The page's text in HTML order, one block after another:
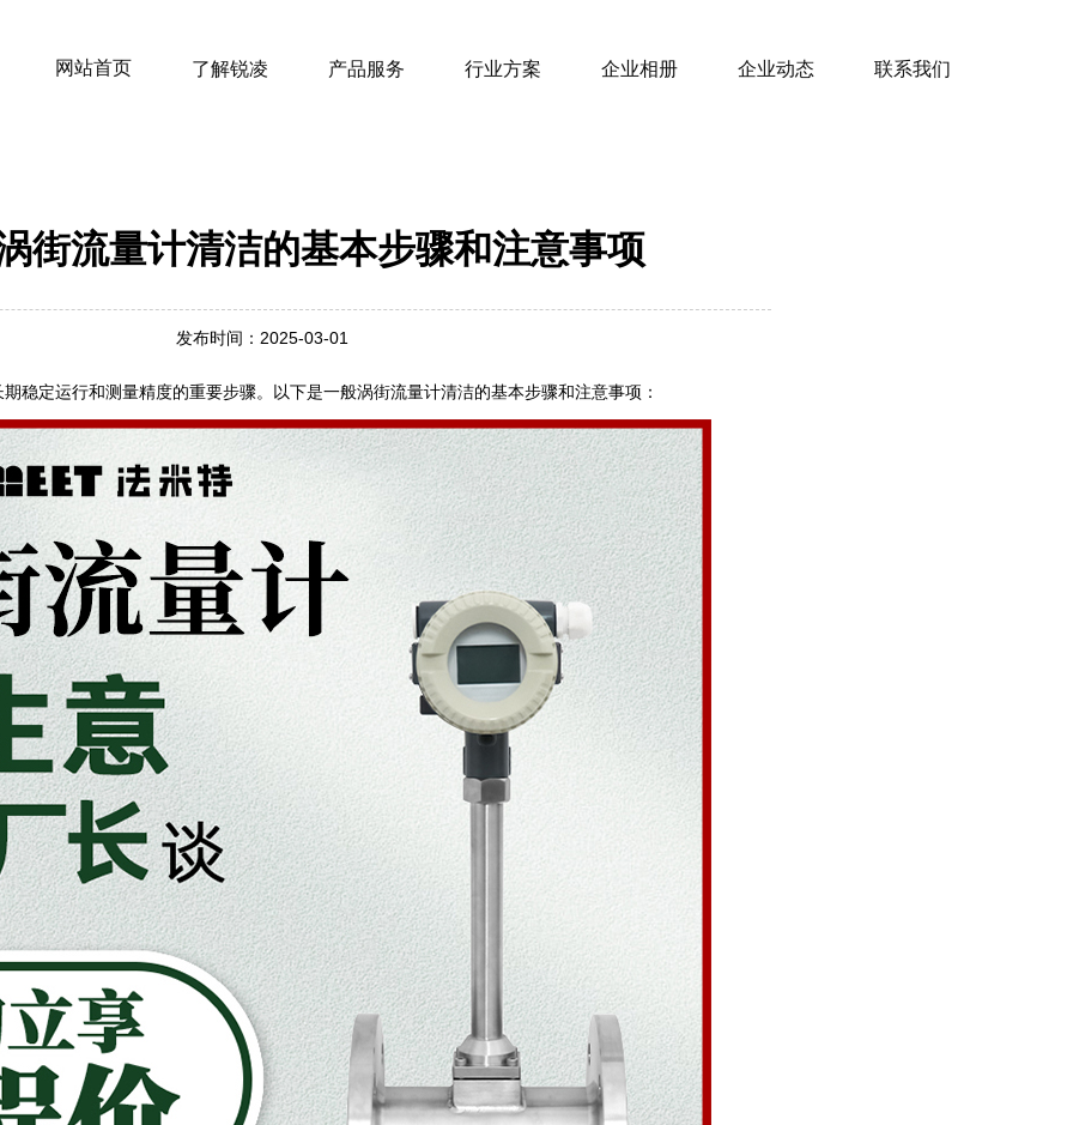
网站首页 了解锐凌 产品服务 行业方案 企业相册 企业动态 联系我们
街流量计清洁的基本步骤和注意事项
发布时间：2025-03-01
稳定运行和测量精度的重要步骤。以下是一般涡街流量计清洁的基本步骤和注意事项：